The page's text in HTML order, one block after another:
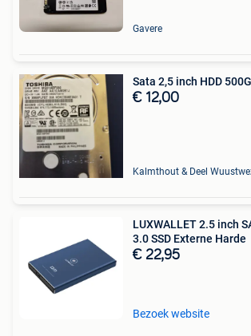
Gavere
Sata 2,5 inch HDD
€ 12,00
Kalmthout & Deel
LUXWALLET 2.5 inch
3.0 SSD Externe Harde
€ 22,95
Bezoek website